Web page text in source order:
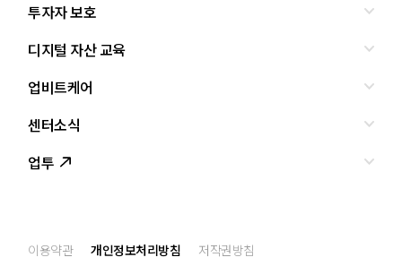
투자자 보호
올바른 투자란?
투자사기 유형과 예방
업비트 보호조치
디지털 자산 교육
교육
조사·연구
업비트케어
서비스안내
서비스신청
센터소식
인사말
공지사항
업투
이용약관 개인정보처리방침 저작권방침